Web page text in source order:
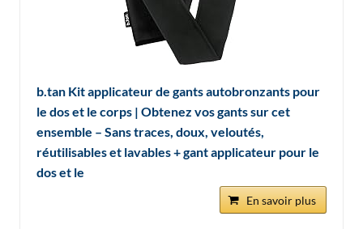
b.tan Kit applicateur de gants autobronzants pour
le dos et le corps | Obtenez vos gants sur cet
ensemble – Sans traces, doux, veloutés,
réutilisables et lavables + gant applicateur pour le
dos et le
En savoir plus